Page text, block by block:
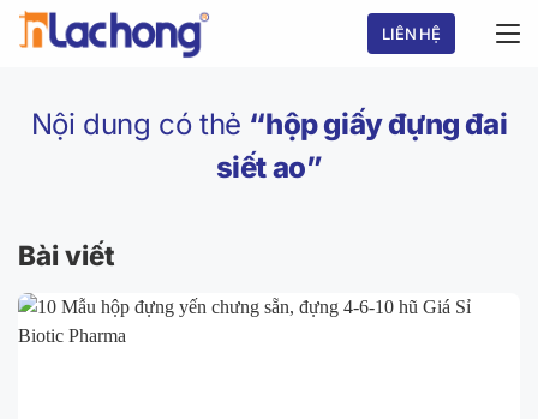
Chuyển
đến
LIÊN HỆ
Nội dung có thẻ “hộp giấy đựng đai
siết ao”
Bài viết